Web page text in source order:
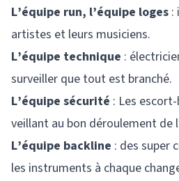
L’équipe run, l’équipe loges :
artistes et leurs musiciens.
L’équipe technique :
surveiller que tout est branché.
L’équipe sécurité : Les
veillant au bon déroulement de
L’équipe backline : des super
les instruments à chaque